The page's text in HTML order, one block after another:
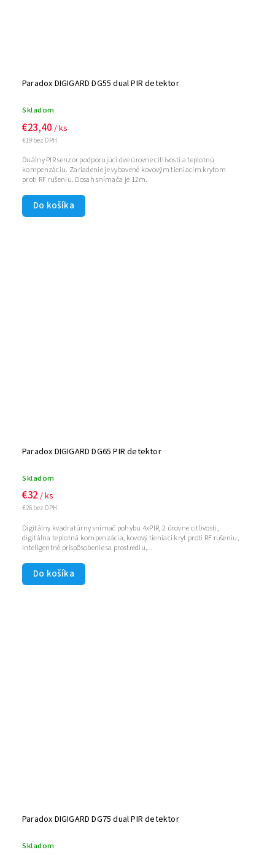
Paradox DIGIGARD DG55 dual PIR detektor
Skladom
€19 bez DPH
€23,40 / ks
Do košíka
Duálny PIR senzor podporujúcí dve úrovne citlivosti a teplotnú
kompenzáciu. Zariadenie je vybavené kovovým tieniacim krytom
proti RF rušeniu. Dosah snímača je 12m.
Paradox DIGIGARD DG65 PIR detektor
Skladom
€26 bez DPH
€32 / ks
Do košíka
Digitálny kvadratúrny snímač pohybu 4xPIR, 2 úrovne citlivosti,
digitálna teplotná kompenzácia, kovový tieniaci kryt proti RF rušeniu,
inteligentné prispôsobenie sa prostrediu,...
Paradox DIGIGARD DG75 dual PIR detektor
Skladom